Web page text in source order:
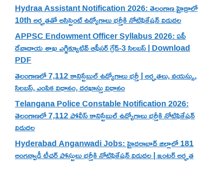
Hydraa Assistant Notification 2026: తెలంగాణ హైడ్రాలో
10th అర్హతతో అసిస్టెంట్ ఉద్యోగాలు భర్తీకి నోటిఫికేషన్ విడుదల
APPSC Endowment Officer Syllabus 2026: ఏపీ
దేవాదాయ శాఖ ఎగ్జిక్యూటివ్ ఆఫీసర్ గ్రేడ్-3 సిలబస్ | Download
PDF
తెలంగాణలో 7,112 కానిస్టేబుల్ ఉద్యోగాలు భర్తీ | అర్హతలు, వయస్సు,
సిలబస్, ఎంపిక విధానం, దరఖాస్తు విధానం
Telangana Police Constable Notification 2026:
తెలంగాణలో 7,112 పోలీస్ కానిస్టేబుల్ ఉద్యోగాలు భర్తీకి నోటిఫికేషన్
విడుదల
Hyderabad Anganwadi Jobs: హైదరాబాద్ జిల్లాలో 181
అంగన్వాడీ టీచర్ పోస్టులు భర్తీకి నోటిఫికేషన్ విడుదల | ఇంటర్ అర్హత